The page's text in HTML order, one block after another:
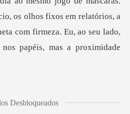
os olhos fixos em relatórios, a
Desbloqueados